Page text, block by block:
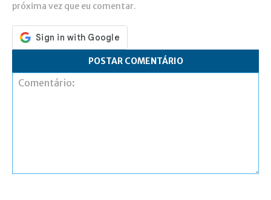
próxima vez que eu comentar.